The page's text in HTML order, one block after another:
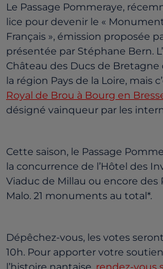
Le Passage Pommeraye,
lice pour devenir le «
Français », émission proposée
présentée par Stéphane Bern.
Château des Ducs de
la région Pays de la Loire, mais
Royal de Brou à Bourg en
désigné vainqueur par les
Cette saison, le Passage
la concurrence de l’Hôtel des
Viaduc de Millau ou encore des
Malo. 21 monuments au total*.
Dépêchez-vous, les votes
10h. Pour apporter votre